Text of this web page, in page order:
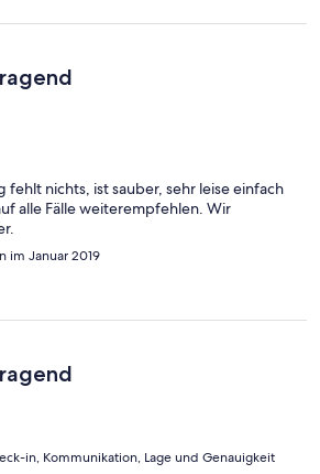
fehlt nichts, ist sauber, sehr leise einfach
alle Fälle weiterempfehlen. Wir
im Januar 2019
in, Kommunikation, Lage und Genauigkeit